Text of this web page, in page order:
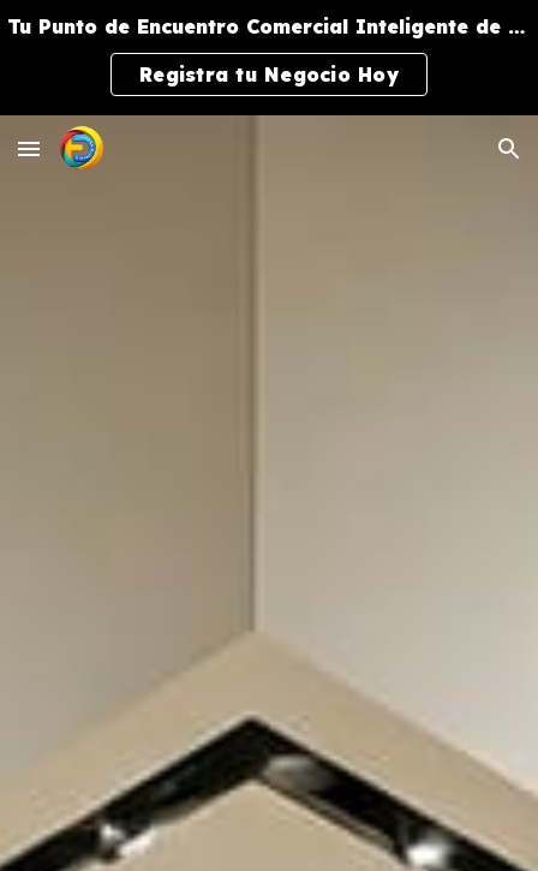
Skip to navigation
Tu Punto de Encuentro Comercial Inteligente de Negocios y Servicios
Registra tu Negocio Hoy